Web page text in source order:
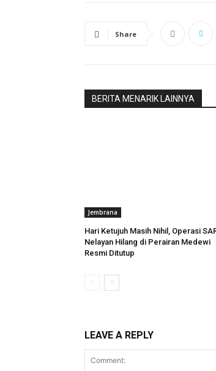
Share
BERITA MENARIK LAINNYA
Jembrana
Hari Ketujuh Masih Nihil, Operasi
Nelayan Hilang di Perairan Medewi
Resmi Ditutup
LEAVE A REPLY